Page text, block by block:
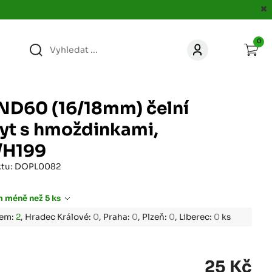
(16/18mm) čelní
s hmoždinkami,
DOPL0082
méně než 5 ks
2, Hradec Králové: 0, Praha: 0, Plzeň: 0, Liberec: 0 ks
25 Kč
0
jacer.cz
KONTAKT
KONTAKT